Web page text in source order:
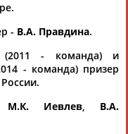
АБАЛАКИНА
Ростом
АБАШИДЗЕ
- В.А. Правдина.
(2011 - команда) и
- команда) призер
М.К. Иевлев, В.А.